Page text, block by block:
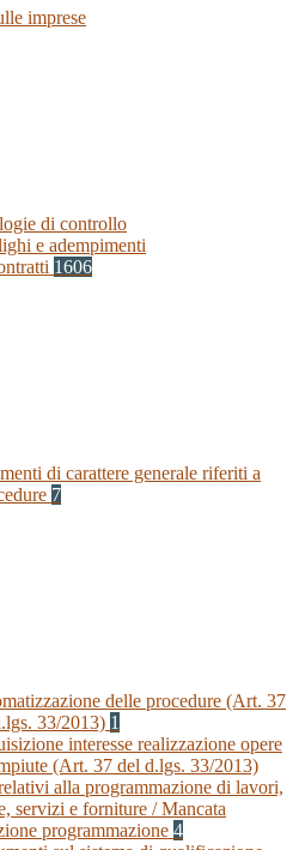
imprese
di controllo
e adempimenti
1606
di carattere generale riferiti a
7
delle procedure (Art. 37
33/2013) 1
interesse realizzazione opere
(Art. 37 del d.lgs. 33/2013)
alla programmazione di lavori,
servizi e forniture / Mancata
programmazione 4